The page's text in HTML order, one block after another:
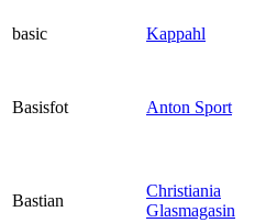
basic Kappahl
Basisfot Anton Sport
Bastian
Christiania
Glasmagasin